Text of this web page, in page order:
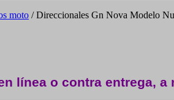
moto / Direccionales Gn Nova Modelo
línea o contra entrega, a